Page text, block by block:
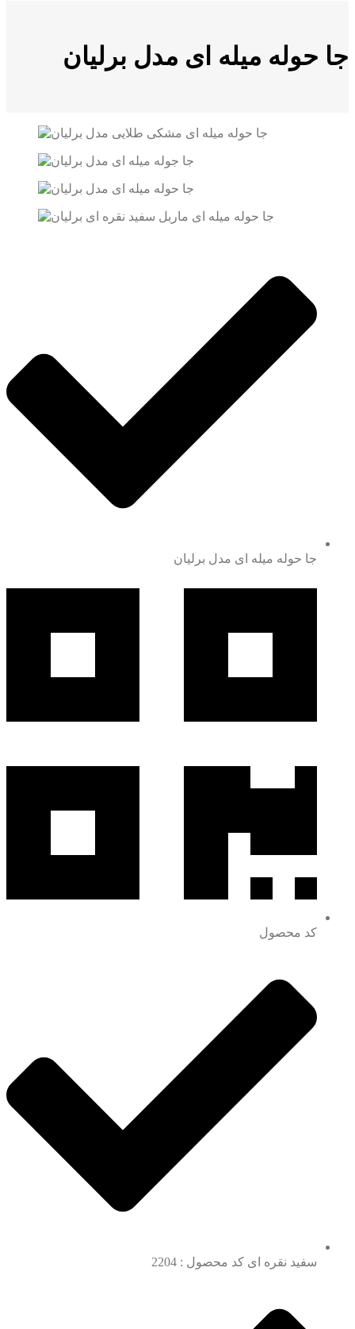
جا حوله میله ای مدل برلیان
جا حوله میله ای مدل برلیان
کد محصول
سفید نقره ای کد محصول : 2204